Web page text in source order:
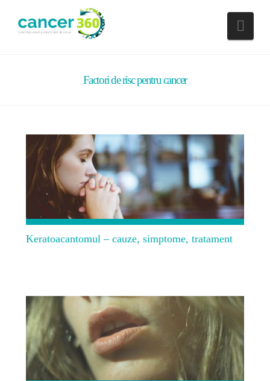
Factori de risc pentru cancer
Keratoacantomul – cauze, simptome, tratament